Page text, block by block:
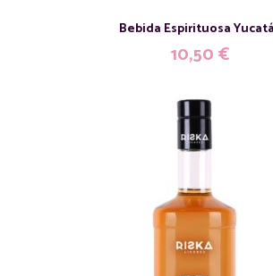
Bebida Espirituosa
10,50€